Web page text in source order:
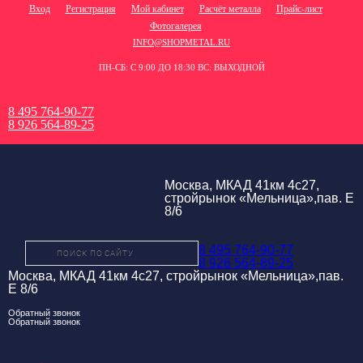
Вход Регистрация Мой кабинет Расчёт металла
Прайс-лист
Фотогалерея
INFO@SHOPMETAL.RU
ПН-СБ: С 9:00 ДО 18:30 ВС: ВЫХОДНОЙ
8 495 764-90-77
8 926 564-89-25
Москва, МКАД 41км 4с27,
стройрынок «Мельница»,пав. Е
8/6
8 495 764-90-77
8 926 564-89-25
Москва, МКАД 41км 4с27, стройрынок «Мельница»,пав.
Е 8/6
Обратный звонок
Обратный звонок